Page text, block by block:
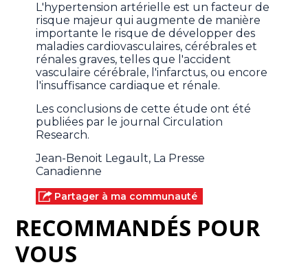
L'hypertension artérielle est un facteur de
risque majeur qui augmente de manière
importante le risque de développer des
maladies cardiovasculaires, cérébrales et
rénales graves, telles que l'accident
vasculaire cérébrale, l'infarctus, ou encore
l'insuffisance cardiaque et rénale.
Les conclusions de cette étude ont été
publiées par le journal Circulation
Research.
Jean-Benoit Legault, La Presse
Canadienne
Partager à ma communauté
RECOMMANDÉS POUR
VOUS